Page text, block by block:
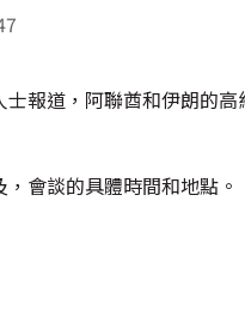
士報道，阿聯酋和伊朗的
會談的具體時間和地點。